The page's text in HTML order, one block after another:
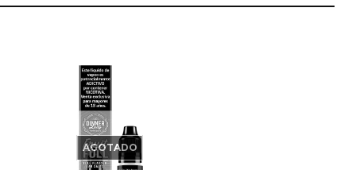
AGOTADO